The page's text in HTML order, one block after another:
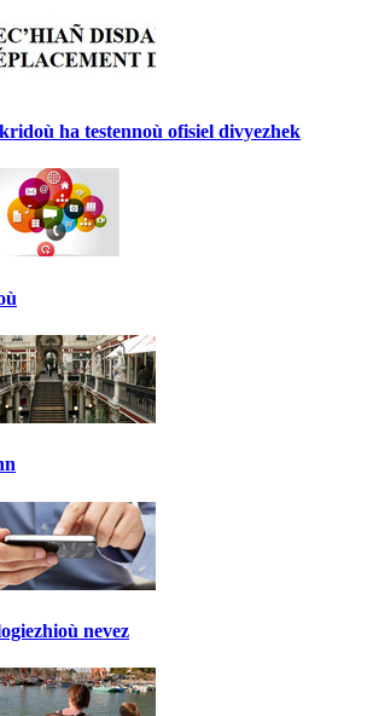
ha testennoù ofisiel divyezhek
nevez